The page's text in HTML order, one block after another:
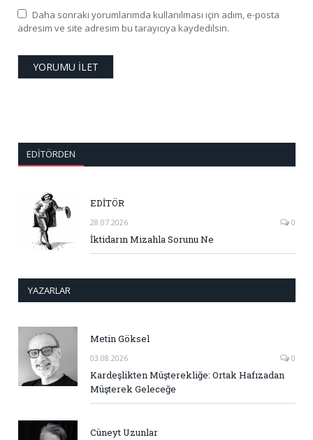
Daha sonraki yorumlarımda kullanılması için adım, e-posta
adresim ve site adresim bu tarayıcıya kaydedilsin.
EDITÖRDEN
EDİTÖR
28.07.2026 0
İktidarın Mizahla Sorunu Ne
YAZARLAR
Metin Göksel
03.08.2026 0
Kardeşlikten Müşterekliğe: Ortak Hafızadan
Müşterek Geleceğe
Cüneyt Uzunlar